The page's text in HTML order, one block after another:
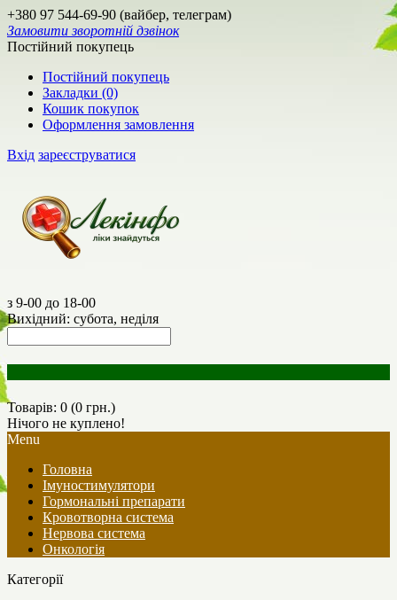
+380 97 544-69-90 (вайбер, телеграм)
Замовити зворотній дзвінок
Постійний покупець
Постійний покупець
Закладки (0)
Кошик покупок
Оформлення замовлення
Вхід зареєструватися
з 9-00 до 18-00
Вихідний: субота, неділя
Товарів: 0 (0 грн.)
Нічого не куплено!
Menu
Головна
Імуностимулятори
Гормональні препарати
Кровотворна система
Нервова система
Онкологія
Категорії